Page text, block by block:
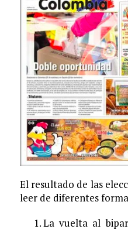
El resultado de las
leer de diferentes
La vuelta al